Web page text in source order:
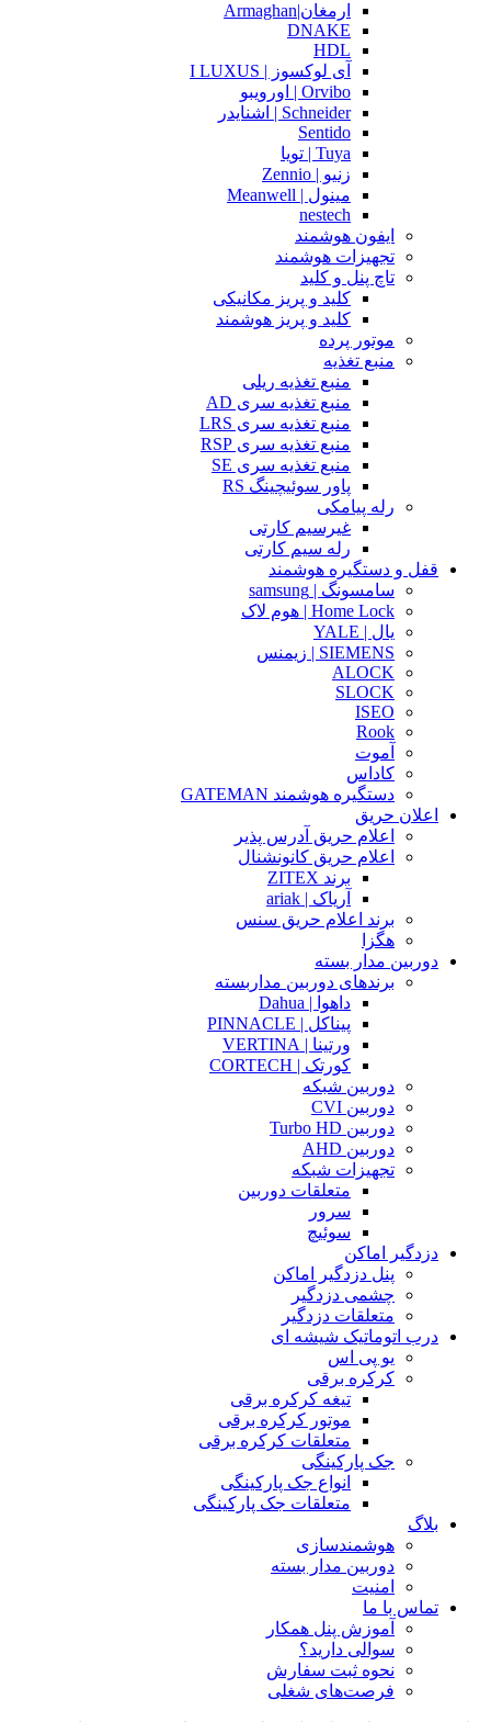
ارمغان|Armaghan
DNAKE
HDL
آی لوکسوز | I LUXUS
Orvibo | اورویبو
Schneider | اشنایدر
Sentido
Tuya | تویا
زنیو | Zennio
مینول | Meanwell
nestech
ایفون هوشمند
تجهیزات هوشمند
تاچ پنل و کلید
کلید و پریز مکانیکی
کلید و پریز هوشمند
موتور پرده
منبع تغذیه
منبع تغذیه ریلی
منبع تغذیه سری AD
منبع تغذیه سری LRS
منبع تغذیه سری RSP
منبع تغذیه سری SE
پاور سوئیچینگ RS
رله پیامکی
غیرسیم کارتی
رله سیم کارتی
قفل و دستگیره هوشمند
سامسونگ | samsung
Home Lock | هوم لاک
یال | YALE
SIEMENS | زیمنس
ALOCK
SLOCK
ISEO
Rook
آموت
کاداس
دستگیره هوشمند GATEMAN
اعلان حریق
اعلام حریق آدرس پذیر
اعلام حریق کانونشنال
برند ZITEX
آریاک | ariak
برند اعلام حریق سنس
هگزا
دوربین مدار بسته
برندهای دوربین مداربسته
داهوا | Dahua
پیناکل | PINNACLE
ورتینا | VERTINA
کورتک | CORTECH
دوربین شبکه
دوربین CVI
دوربین Turbo HD
دوربین AHD
تجهیزات شبکه
متعلقات دوربین
سرور
سوئیچ
دزدگیر اماکن
پنل دزدگیر اماکن
چشمی دزدگیر
متعلقات دزدگیر
درب اتوماتیک شیشه ای
یو پی اس
کرکره برقی
تیغه کرکره برقی
موتور کرکره برقی
متعلقات کرکره برقی
جک پارکینگی
انواع جک پارکینگی
متعلقات جک پارکینگی
بلاگ
هوشمندسازی
دوربین مدار بسته
امنیت
تماس با ما
آموزش پنل همکار
سوالی دارید؟
نحوه ثبت سفارش
فرصت‌های شغلی